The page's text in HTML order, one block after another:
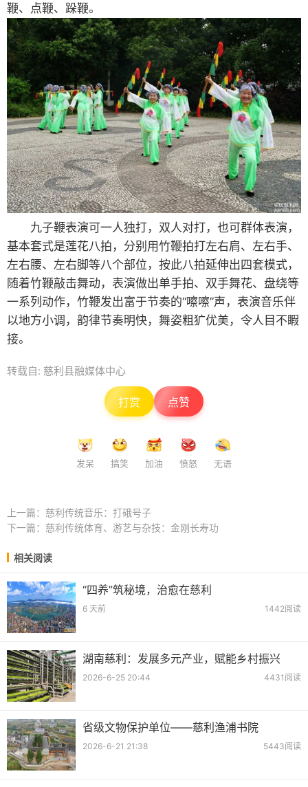
鞭、点鞭、跺鞭。
九子鞭表演可一人独打，双人对打，也可群体表演，
基本套式是莲花八拍，分别用竹鞭拍打左右肩、左右手、
左右腰、左右脚等八个部位，按此八拍延伸出四套模式，
随着竹鞭敲击舞动，表演做出单手拍、双手舞花、盘绕等
一系列动作，竹鞭发出富于节奏的“嚓嚓”声，表演音乐伴
以地方小调，韵律节奏明快，舞姿粗犷优美，令人目不睱
接。
转载自: 慈利县融媒体中心
打赏 点赞
发呆 搞笑 加油 愤怒 无语
上一篇： 慈利传统音乐：打硪号子
下一篇： 慈利传统体育、游艺与杂技：金刚长寿功
相关阅读
“四养”筑秘境，治愈在慈利
6 天前 1442阅读
湖南慈利：发展多元产业，赋能乡村振兴
2026-6-25 20:44 4431阅读
省级文物保护单位——慈利渔浦书院
2026-6-21 21:38 5443阅读